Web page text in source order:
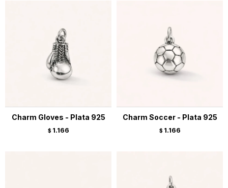
Charm Gloves - Plata 925
$ 1.166
Charm Soccer - Plata 925
$ 1.166